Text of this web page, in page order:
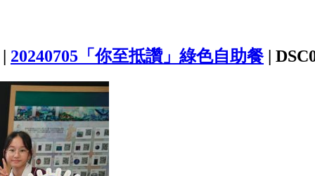
20240705「你至抵讚」綠色自助餐 |